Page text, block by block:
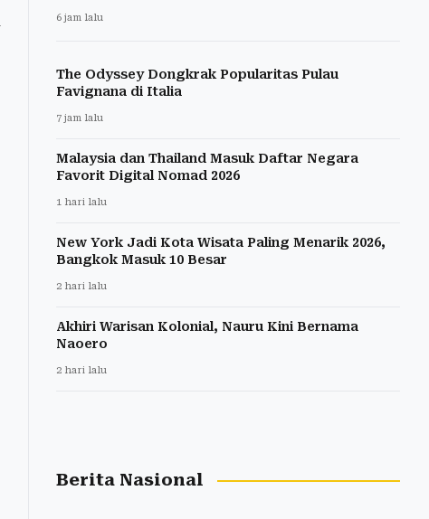
6 jam lalu
The Odyssey Dongkrak Popularitas Pulau
Favignana di Italia
7 jam lalu
Malaysia dan Thailand Masuk Daftar Negara
Favorit Digital Nomad 2026
1 hari lalu
New York Jadi Kota Wisata Paling Menarik 2026,
Bangkok Masuk 10 Besar
2 hari lalu
Akhiri Warisan Kolonial, Nauru Kini Bernama
Naoero
2 hari lalu
Berita Nasional